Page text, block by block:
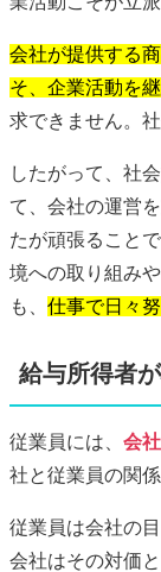
会社が提供する
そ、企業活動を
求できません。
したがって、社
て、会社の運営
たが頑張ること
境への取り組み
も、 仕事で日々
給与所得者
従業員には、 会
社と従業員の関
従業員は会社の
会社はその対価